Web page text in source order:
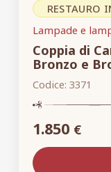
RESTAURO
Lampade e
Coppia di
Bronzo e
Codice: 3371
1.850 €